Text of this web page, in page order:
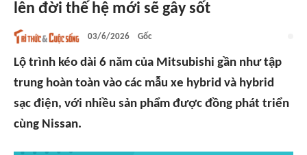
lên đời thế hệ mới sẽ gây sốt
03/6/2026 Gốc
Lộ trình kéo dài 6 năm của Mitsubishi gần như tập
trung hoàn toàn vào các mẫu xe hybrid và hybrid
sạc điện, với nhiều sản phẩm được đồng phát triển
cùng Nissan.